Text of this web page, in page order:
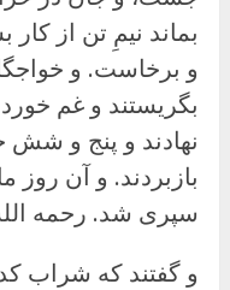
بماند نیمِ تن از
و برخاست. و
بگریستند و غم
نهادند و پنج و شش
بازبردند. و آن روز
سپری شد. رحمه
و گفتند که شراب